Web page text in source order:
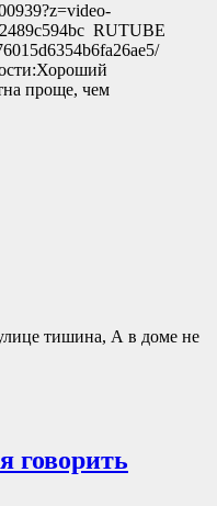
RUTUBE
проще, чем
тишина, А в доме не
говорить